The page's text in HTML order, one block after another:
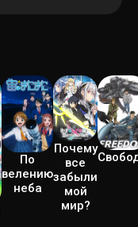
По
велению
неба
Почему
все
забыли
мой
мир?